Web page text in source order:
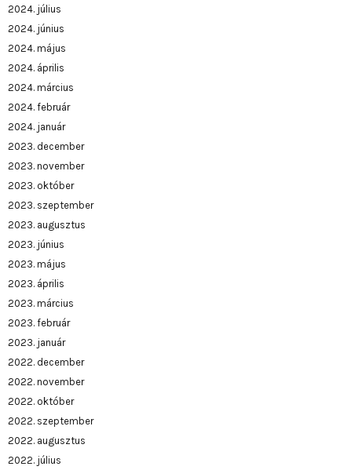
2024. július
2024. június
2024. május
2024. április
2024. március
2024. február
2024. január
2023. december
2023. november
2023. október
2023. szeptember
2023. augusztus
2023. június
2023. május
2023. április
2023. március
2023. február
2023. január
2022. december
2022. november
2022. október
2022. szeptember
2022. augusztus
2022. július